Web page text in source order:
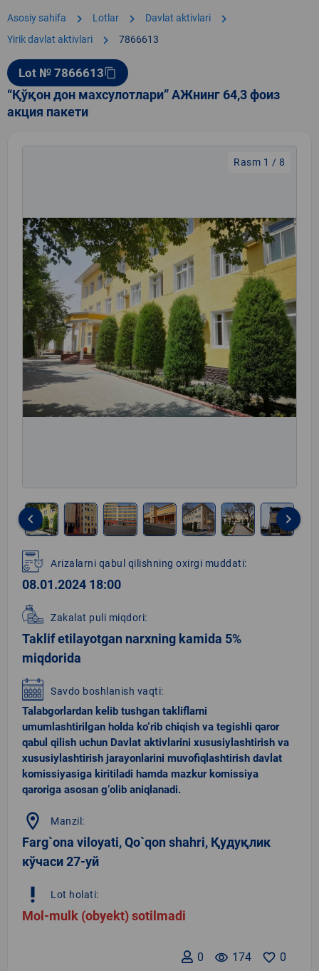
Asosiy sahifa chevron_right Lotlar chevron_right Davlat aktivlari chevron_right
Yirik davlat aktivlari chevron_right 7866613
Lot № 7866613content_copy
“Қўқон дон махсулотлари” АЖнинг 64,3 фоиз
акция пакети
Rasm 1 / 8
1
of
8
keyboard_arrow_left keyboard_arrow_right
Arizalarni qabul qilishning oxirgi muddati:
08.01.2024 18:00
Zakalat puli miqdori:
Taklif etilayotgan narxning kamida 5%
miqdorida
Savdo boshlanish vaqti:
Talabgorlardan kelib tushgan takliflarni
umumlashtirilgan holda ko‘rib chiqish va tegishli qaror
qabul qilish uchun Davlat aktivlarini xususiylashtirish va
xususiylashtirish jarayonlarini muvofiqlashtirish davlat
komissiyasiga kiritiladi hamda mazkur komissiya
qaroriga asosan g‘olib aniqlanadi.
location_on Manzil:
Farg`ona viloyati, Qo`qon shahri, Қудуқлик
кўчаси 27-уй
priority_high Lot holati:
Mol-mulk (obyekt) sotilmadi
favorite_border 0
remove_red_eye 174
0